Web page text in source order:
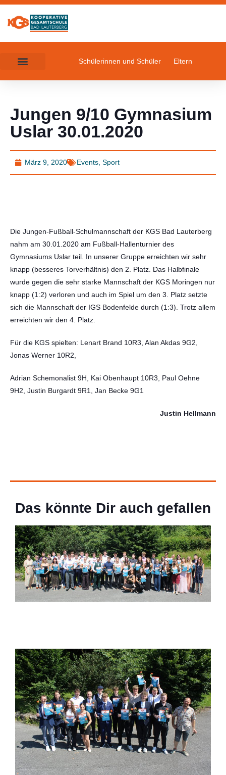
Schülerinnen und Schüler Eltern
Jungen 9/10 Gymnasium
Uslar 30.01.2020
März 9, 2020 Events, Sport
Die Jungen-Fußball-Schulmannschaft der KGS Bad Lauterberg
nahm am 30.01.2020 am Fußball-Hallenturnier des
Gymnasiums Uslar teil. In unserer Gruppe erreichten wir sehr
knapp (besseres Torverhältnis) den 2. Platz. Das Halbfinale
wurde gegen die sehr starke Mannschaft der KGS Moringen nur
knapp (1:2) verloren und auch im Spiel um den 3. Platz setzte
sich die Mannschaft der IGS Bodenfelde durch (1:3). Trotz allem
erreichten wir den 4. Platz.
Für die KGS spielten: Lenart Brand 10R3, Alan Akdas 9G2,
Jonas Werner 10R2,
Adrian Schemonalist 9H, Kai Obenhaupt 10R3, Paul Oehne
9H2, Justin Burgardt 9R1, Jan Becke 9G1
Justin Hellmann
Das könnte Dir auch gefallen